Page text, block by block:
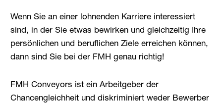
Wenn Sie an einer lohnenden Karriere interessiert
sind, in der Sie etwas bewirken und gleichzeitig Ihre
persönlichen und beruflichen Ziele erreichen können,
dann sind Sie bei der FMH genau richtig!
FMH Conveyors ist ein Arbeitgeber der
Chancengleichheit und diskriminiert weder Bewerber